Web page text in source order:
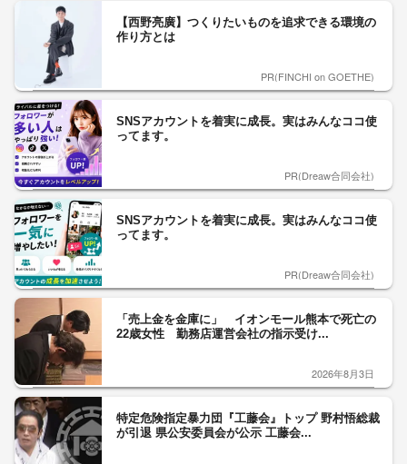
【西野亮廣】つくりたいものを追求できる環境の
作り方とは
PR(FINCHI on GOETHE)
SNSアカウントを着実に成長。実はみんなココ使
ってます。
PR(Dreaw合同会社)
SNSアカウントを着実に成長。実はみんなココ使
ってます。
PR(Dreaw合同会社)
「売上金を金庫に」 イオンモール熊本で死亡の
22歳女性 勤務店運営会社の指示受け...
2026年8月3日
特定危険指定暴力団『工藤会』トップ 野村悟総裁
が引退 県公安委員会が公示 工藤会...